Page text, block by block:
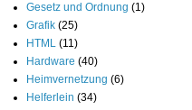
Gesetz und Ordnung (1)
Grafik (25)
HTML (11)
Hardware (40)
Heimvernetzung (6)
Helferlein (34)